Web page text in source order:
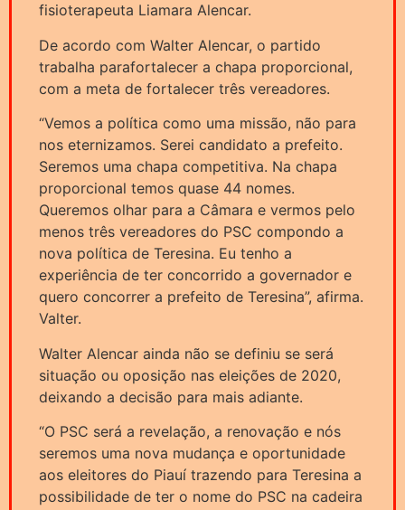
fisioterapeuta Liamara Alencar.
De acordo com Walter Alencar, o partido
trabalha parafortalecer a chapa proporcional,
com a meta de fortalecer três vereadores.
“Vemos a política como uma missão, não para
nos eternizamos. Serei candidato a prefeito.
Seremos uma chapa competitiva. Na chapa
proporcional temos quase 44 nomes.
Queremos olhar para a Câmara e vermos pelo
menos três vereadores do PSC compondo a
nova política de Teresina. Eu tenho a
experiência de ter concorrido a governador e
quero concorrer a prefeito de Teresina”, afirma.
Valter.
Walter Alencar ainda não se definiu se será
situação ou oposição nas eleições de 2020,
deixando a decisão para mais adiante.
“O PSC será a revelação, a renovação e nós
seremos uma nova mudança e oportunidade
aos eleitores do Piauí trazendo para Teresina a
possibilidade de ter o nome do PSC na cadeira